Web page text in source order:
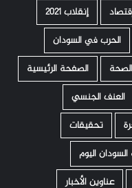
إنقلاب 2021
الحرب في السودان
الصحة
الصفحة الرئيسية
العنف الجنسي
تحقيقات
اليوم
عناوين الأخبار